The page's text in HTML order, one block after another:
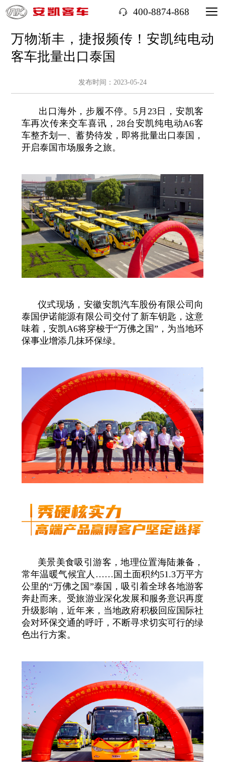
400-8874-868
万物渐丰，捷报频传！安凯纯电动
客车批量出口泰国
发布时间：2023-05-24
出口海外，步履不停。5月23日，安凯客
车再次传来交车喜讯，28台安凯纯电动A6客
车整齐划一、蓄势待发，即将批量出口泰国，
开启泰国市场服务之旅。
仪式现场，安徽安凯汽车股份有限公司向
泰国伊诺能源有限公司交付了新车钥匙，这意
味着，安凯A6将穿梭于“万佛之国”，为当地环
保事业增添几抹环保绿。
美景美食吸引游客，地理位置海陆兼备，
常年温暖气候宜人……国土面积约51.3万平方
公里的“万佛之国”泰国，吸引着全球各地游客
奔赴而来。受旅游业深化发展和服务意识再度
升级影响，近年来，当地政府积极回应国际社
会对环保交通的呼吁，不断寻求切实可行的绿
色出行方案。